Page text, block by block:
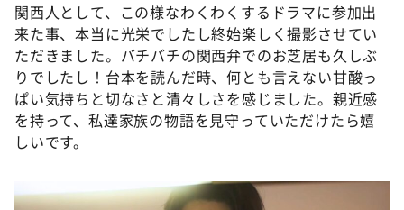
関西人として、この様なわくわくするドラマに参加出
来た事、本当に光栄でしたし終始楽しく撮影させてい
ただきました。バチバチの関西弁でのお芝居も久しぶ
りでしたし！台本を読んだ時、何とも言えない甘酸っ
ぱい気持ちと切なさと清々しさを感じました。親近感
を持って、私達家族の物語を見守っていただけたら嬉
しいです。